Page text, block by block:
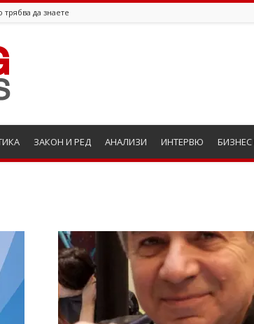
трябва да знаете
ЗАКОН И РЕД АНАЛИЗИ ИНТЕРВЮ